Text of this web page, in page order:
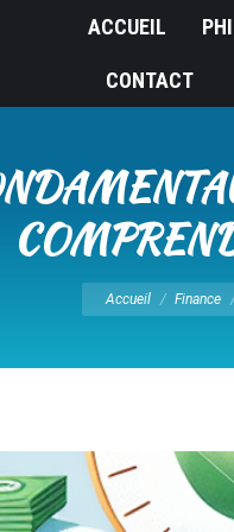
ACCUEIL
CONTACT
Vous êtes ici :
Accueil Finance